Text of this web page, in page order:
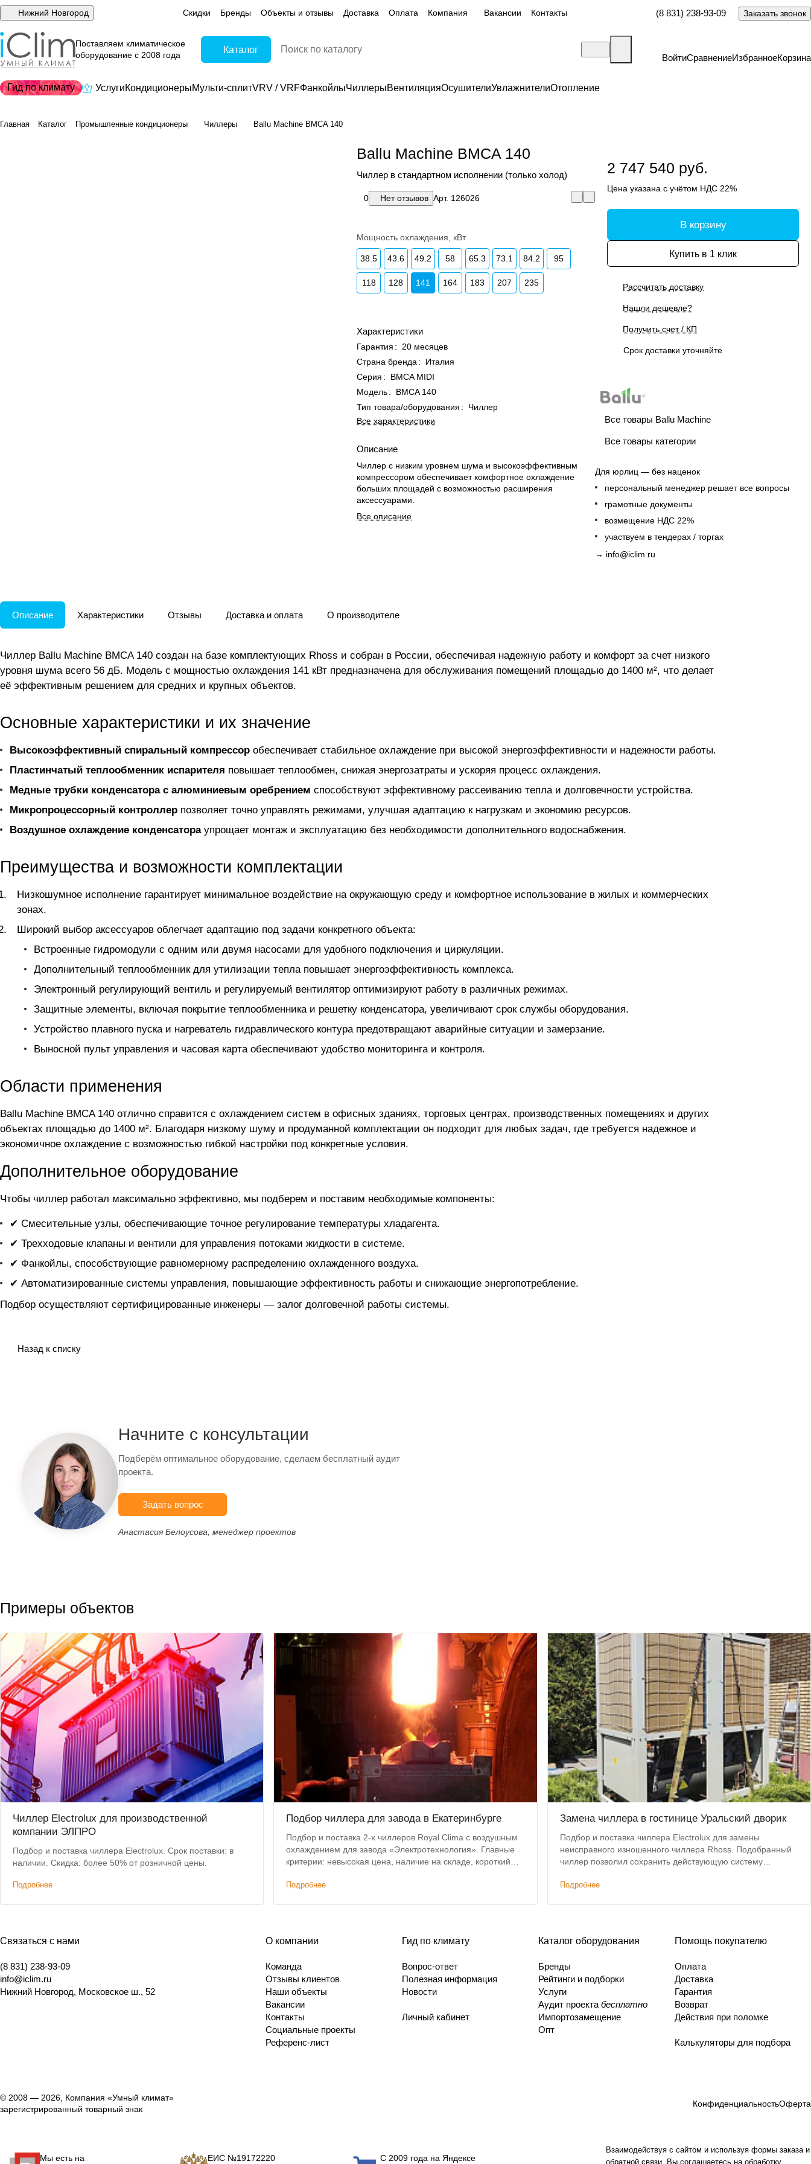
Нижний Новгород Скидки Бренды Объекты и отзывы Доставка Оплата Компания Вакансии Контакты (8 831) 238-93-09 Заказать звонок
Поставляем климатическое
оборудование с 2008 года
Каталог
ВойтиСравнениеИзбранноеКорзина
Гид по климату УслугиКондиционерыМульти-сплитVRV / VRFФанкойлыЧиллерыВентиляцияОсушителиУвлажнителиОтопление
Главная Каталог Промышленные кондиционеры Чиллеры Ballu Machine BMCA 140
Ballu Machine BMCA 140
Чиллер в стандартном исполнении (только холод)
0 Нет отзывов Арт. 126026
Мощность охлаждения, кВт
38.5 43.6 49.2 58 65.3 73.1 84.2 95
118 128 141 164 183 207 235
Характеристики
Гарантия :
20 месяцев
Страна бренда :
Италия
Серия :
BMCA MIDI
Модель:
BMCA 140
Тип товара/оборудования :
Чиллер
Все характеристики
Описание
Чиллер с низким уровнем шума и высокоэффективным
компрессором обеспечивает комфортное охлаждение
больших площадей с возможностью расширения
аксессуарами.
Все описание
2 747 540 руб.
Цена указана с учётом НДС 22%
В корзину
Купить в 1 клик
Рассчитать доставку
Нашли дешевле?
Получить счет / КП
Срок доставки уточняйте
Все товары Ballu Machine
Все товары категории
Для юрлиц — без наценок
персональный менеджер решает все вопросы
грамотные документы
возмещение НДС 22%
участвуем в тендерах / торгах
→ info@iclim.ru
Описание Характеристики Отзывы Доставка и оплата О производителе
Чиллер Ballu Machine BMCA 140 создан на базе комплектующих Rhoss и собран в России, обеспечивая надежную работу и комфорт за счет низкого
уровня шума всего 56 дБ. Модель с мощностью охлаждения 141 кВт предназначена для обслуживания помещений площадью до 1400 м², что делает
её эффективным решением для средних и крупных объектов.
Основные характеристики и их значение
Высокоэффективный спиральный компрессор обеспечивает стабильное охлаждение при высокой энергоэффективности и надежности работы.
Пластинчатый теплообменник испарителя повышает теплообмен, снижая энергозатраты и ускоряя процесс охлаждения.
Медные трубки конденсатора с алюминиевым оребрением способствуют эффективному рассеиванию тепла и долговечности устройства.
Микропроцессорный контроллер позволяет точно управлять режимами, улучшая адаптацию к нагрузкам и экономию ресурсов.
Воздушное охлаждение конденсатораупрощает монтаж и эксплуатацию без необходимости дополнительного водоснабжения.
Преимущества и возможности комплектации
Низкошумное исполнение гарантирует минимальное воздействие на окружающую среду и комфортное использование в жилых и коммерческих
зонах.
Широкий выбор аксессуаров облегчает адаптацию под задачи конкретного объекта:
Встроенные гидромодули с одним или двумя насосами для удобного подключения и циркуляции.
Дополнительный теплообменник для утилизации тепла повышает энергоэффективность комплекса.
Электронный регулирующий вентиль и регулируемый вентилятор оптимизируют работу в различных режимах.
Защитные элементы, включая покрытие теплообменника и решетку конденсатора, увеличивают срок службы оборудования.
Устройство плавного пуска и нагреватель гидравлического контура предотвращают аварийные ситуации и замерзание.
Выносной пульт управления и часовая карта обеспечивают удобство мониторинга и контроля.
Области применения
Ballu Machine BMCA 140 отлично справится с охлаждением систем в офисных зданиях, торговых центрах, производственных помещениях и других
объектах площадью до 1400 м². Благодаря низкому шуму и продуманной комплектации он подходит для любых задач, где требуется надежное и
экономичное охлаждение с возможностью гибкой настройки под конкретные условия.
Дополнительное оборудование
Чтобы чиллер работал максимально эффективно, мы подберем и поставим необходимые компоненты:
✔ Смесительные узлы, обеспечивающие точное регулирование температуры хладагента.
✔ Трехходовые клапаны и вентили для управления потоками жидкости в системе.
✔ Фанкойлы, способствующие равномерному распределению охлажденного воздуха.
✔ Автоматизированные системы управления, повышающие эффективность работы и снижающие энергопотребление.
Подбор осуществляют сертифицированные инженеры — залог долговечной работы системы.
Назад к списку
Начните с консультации
Подберём оптимальное оборудование, сделаем бесплатный аудит
проекта.
Задать вопрос
Анастасия Белоусова, менеджер проектов
Примеры объектов
Чиллер Electrolux для производственной
компании ЭЛПРО
Подбор и поставка чиллера Electrolux. Срок поставки: в
наличии. Скидка: более 50% от розничной цены.
Подробнее
Подбор чиллера для завода в Екатеринбурге
Подбор и поставка 2-х чиллеров Royal Clima с воздушным
охлаждением для завода «Электротехнология». Главные
критерии: невысокая цена, наличие на складе, короткий
Подробнее
Замена чиллера в гостинице Уральский дворик
Подбор и поставка чиллера Electrolux для замены
неисправного изношенного чиллера Rhoss. Подобранный
чиллер позволил сохранить действующую систему
Подробнее
Связаться с нами
(8 831) 238-93-09
info@iclim.ru
Нижний Новгород, Московское ш., 52
О компании
Команда
Отзывы клиентов
Наши объекты
Вакансии
Контакты
Социальные проекты
Референс-лист
Гид по климату
Вопрос-ответ
Полезная информация
Новости
Личный кабинет
Каталог оборудования
Бренды
Рейтинги и подборки
Услуги
Аудит проекта бесплатно
Импортозамещение
Опт
Помощь покупателю
Оплата
Доставка
Гарантия
Возврат
Действия при поломке
Калькуляторы для подбора
© 2008 — 2026, Компания «Умный климат»
зарегистрированный товарный знак
КонфиденциальностьОферта
Взаимодействуя с сайтом и используя формы заказа и
обратной связи, Вы соглашаетесь на обработку
Мы есть на ЕИС №19172220 С 2009 года на Яндексе